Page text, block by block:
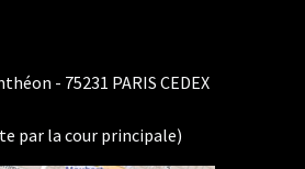
- 75231 PARIS CEDEX
par la cour principale)